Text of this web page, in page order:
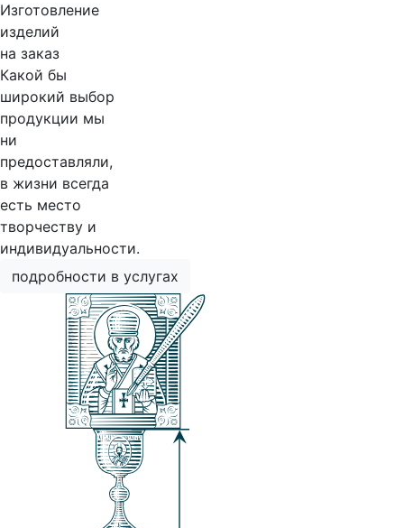
Изготовление
изделий
на заказ
Какой бы
широкий выбор
продукции мы
ни
предоставляли,
в жизни всегда
есть место
творчеству и
индивидуальности.
подробности в услугах